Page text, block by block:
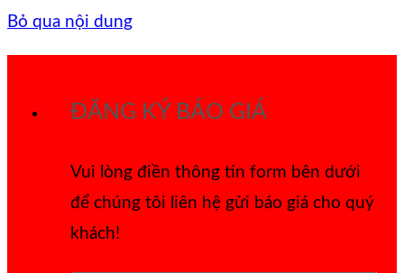
Bỏ qua nội dung
ĐĂNG KÝ BÁO GIÁ
Vui lòng điền thông tin form bên dưới
để chúng tôi liên hệ gửi báo giá cho quý
khách!